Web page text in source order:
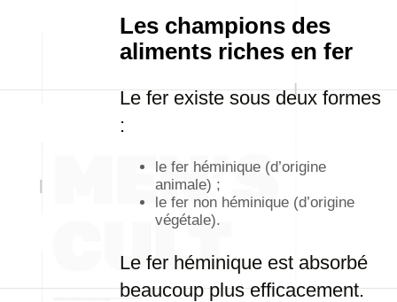
Les champions des
aliments riches en fer
Le fer existe sous deux formes
:
le fer héminique (d’origine
animale) ;
le fer non héminique (d’origine
végétale).
Le fer héminique est absorbé
beaucoup plus efficacement.